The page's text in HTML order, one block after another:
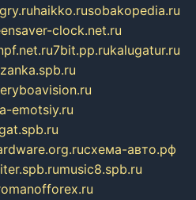
haikko.rusobakopedia.ru
clock.net.ru
7bit.pp.rukalugatur.ru
emotsiy.ru
схема-авто.рф
music8.spb.ru